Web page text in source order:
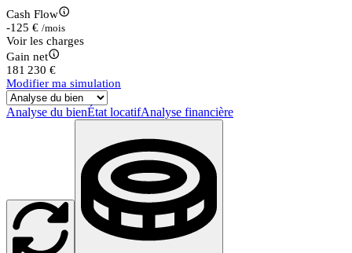
Cash Flow
-125 € /mois
Voir les charges
Gain net
181 230 €
Modifier ma simulation
Analyse du bienÉtat locatifAnalyse financière